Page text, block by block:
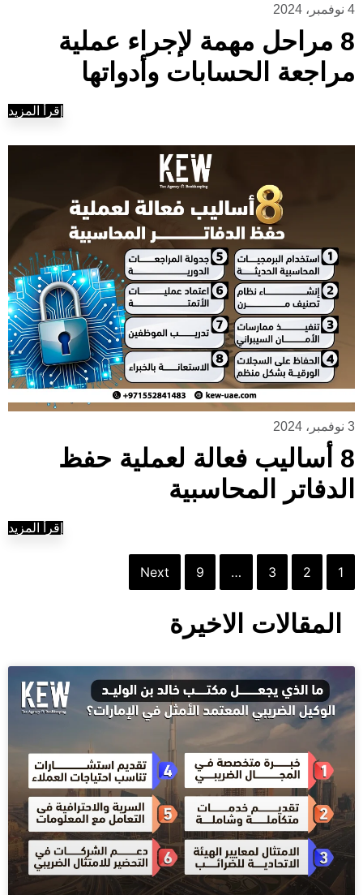
4 نوفمبر، 2024
8 مراحل مهمة لإجراء عملية
مراجعة الحسابات وأدواتها
إقرأ المزيد
3 نوفمبر، 2024
8 أساليب فعالة لعملية حفظ
الدفاتر المحاسبية
إقرأ المزيد
1
2
3
…
9
Next
المقالات الاخيرة